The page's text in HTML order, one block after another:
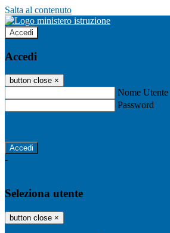
Salta al contenuto
Accedi
Accedi
button close ×
Nome Utente
Password
-
Seleziona utente
button close ×